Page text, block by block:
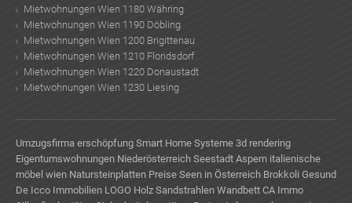
Mietwohnungen Wien 1180 Währing
Mietwohnungen Wien 1190 Döbling
Mietwohnungen Wien 1200 Brigittenau
Mietwohnungen Wien 1210 Floridsdorf
Mietwohnungen Wien 1220 Donaustadt
Mietwohnungen Wien 1230 Liesing
Umzugsfirma erschöpfung Smart Home Systeme 3d rendering
Eigentumswohnungen Niederösterreich Seestadt Aspern italienische
möbel wien Natursteinplatten Preise Seen in Österreich Brokkoli Gesund
De Icco Immobilien LOGO Holz Sandstrahlen Wandbett CA Immo